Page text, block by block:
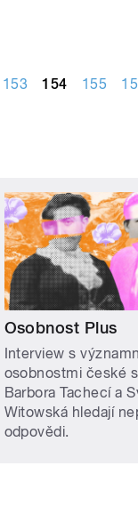
153 154 155
Osobnost Plus
Interview s
osobnostmi české
Barbora Tachecí a
Witowská hledají
odpovědi.